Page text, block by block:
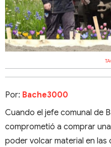
Por: Bache3000
Cuando el jefe comunal de
comprometió a comprar
poder volcar material en las